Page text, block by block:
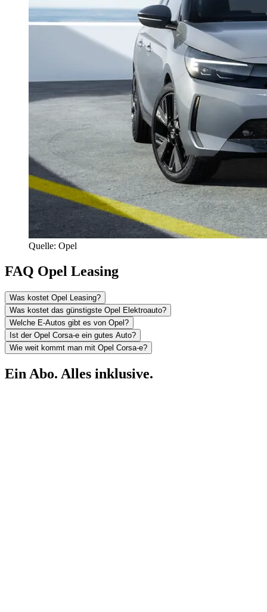
Quelle: Opel
FAQ Opel Leasing
Was kostet Opel Leasing?
Was kostet das günstigste Opel Elektroauto?
Welche E-Autos gibt es von Opel?
Ist der Opel Corsa-e ein gutes Auto?
Wie weit kommt man mit Opel Corsa-e?
Ein Abo. Alles inklusive.